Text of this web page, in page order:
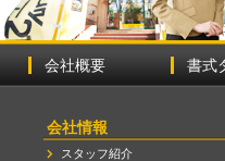
会社概要 書式
会社情報
スタッフ紹介